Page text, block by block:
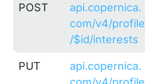
POST
api.copernica.
com/v4/profile
/$id/interests
PUT
api.copernica.